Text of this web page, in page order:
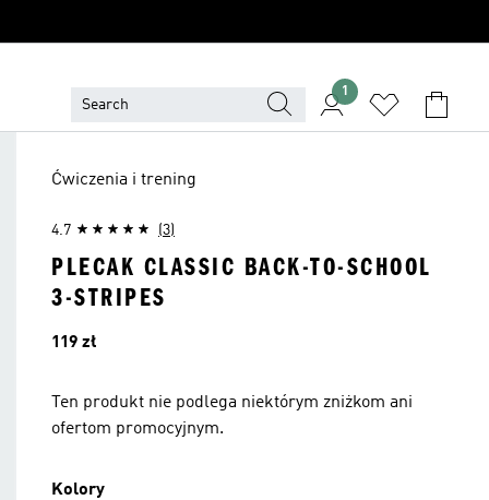
1
Ćwiczenia i trening
4.7 (3)
PLECAK CLASSIC BACK-TO-SCHOOL
3-STRIPES
Cena
119 zł
Ten produkt nie podlega niektórym zniżkom ani
ofertom promocyjnym.
Kolory